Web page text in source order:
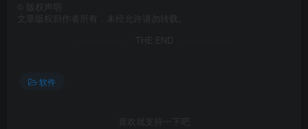
版权声明
文章版权归作者所有，未经允许请勿转载。
THE END
软件
喜欢就支持一下吧